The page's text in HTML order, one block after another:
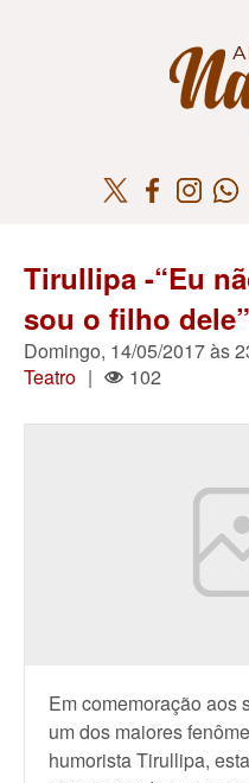
Tirullipa -“Eu
sou o filho dele”
Domingo, 14/05/2017 às
Teatro | 102
Em comemoração aos
um dos maiores
humorista Tirullipa,